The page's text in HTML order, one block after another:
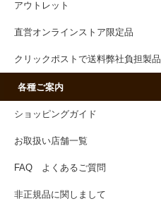
アウトレット
直営オンラインストア限定品
クリックポストで送料弊社負担製品
各種ご案内
ショッピングガイド
お取扱い店舗一覧
FAQ よくあるご質問
非正規品に関しまして